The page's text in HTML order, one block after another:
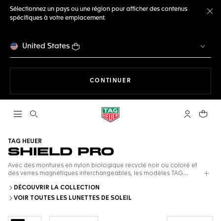
Sélectionnez un pays ou une région pour afficher des contenus
spécifiques à votre emplacement.
United States
CONTINUER
Ouvrir la barre de recherche Compte My
Votre